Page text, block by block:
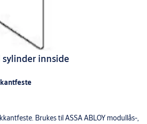
sylinder innside
Brukes til ASSA ABLOY modullås-,